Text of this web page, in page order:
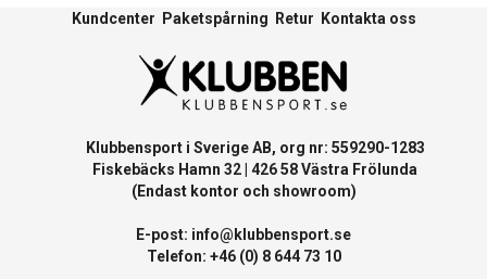
Kundcenter Paketspårning Retur Kontakta oss
Klubbensport i Sverige AB, org nr: 559290-1283
Fiskebäcks Hamn 32 | 426 58 Västra Frölunda
(Endast kontor och showroom)
E-post: info@klubbensport.se
Telefon: +46 (0) 8 644 73 10